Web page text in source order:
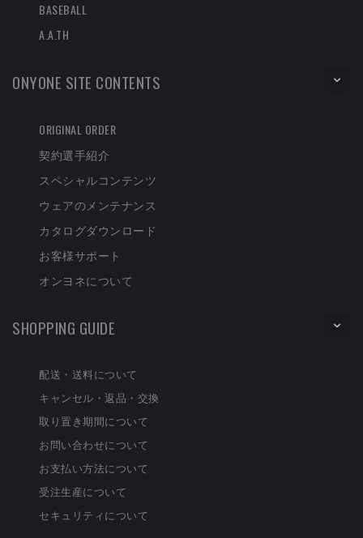
BASEBALL
A.A.TH
ONYONE SITE CONTENTS
ORIGINAL ORDER
契約選手紹介
スペシャルコンテンツ
ウェアのメンテナンス
カタログダウンロード
お客様サポート
オンヨネについて
SHOPPING GUIDE
配送・送料について
キャンセル・返品・交換
取り置き期間について
お問い合わせについて
お支払い方法について
受注生産について
セキュリティについて